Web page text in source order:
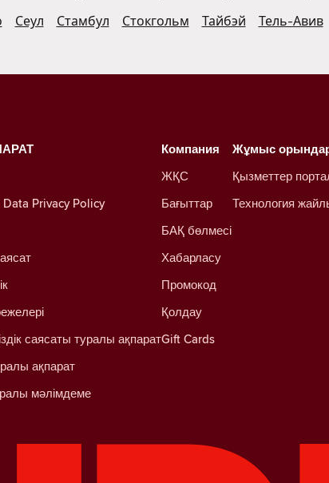
Сеул Стамбул Стокгольм Тайбэй Тель-Авив
Privacy Policy
саясаты туралы ақпарат
ақпарат
мәлімдеме
Жұмыс
Қызметтер
Технология
Компания
ЖҚС
Бағыттар
БАҚ бөлмесі
Хабарласу
Промокод
Қолдау
Gift Cards